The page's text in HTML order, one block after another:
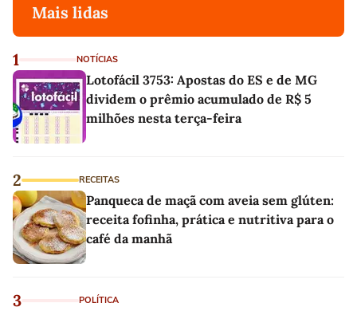
Mais lidas
1 NOTÍCIAS
Lotofácil 3753: Apostas do ES e de MG
dividem o prêmio acumulado de R$ 5
milhões nesta terça-feira
2 RECEITAS
Panqueca de maçã com aveia sem glúten:
receita fofinha, prática e nutritiva para o
café da manhã
3 POLÍTICA